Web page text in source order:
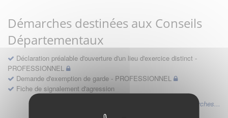
Démarches destinées aux Conseils
Départementaux
Déclaration préalable d'ouverture d'un lieu d'exercice distinct -
PROFESSIONNEL
Demande d'exemption de garde - PROFESSIONNEL
Fiche de signalement d'agression
Voir les autres démarches...